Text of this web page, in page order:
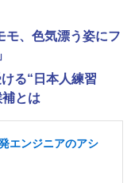
モ、色気漂う姿にフ
る“日本人練習
とは
エンジニアのアシ